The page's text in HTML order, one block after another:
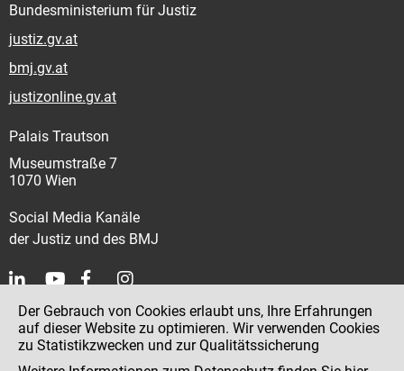
Bundesministerium für Justiz
justiz.gv.at
bmj.gv.at
justizonline.gv.at
Palais Trautson
Museumstraße 7
1070 Wien
Social Media Kanäle
der Justiz und des BMJ
Kontakt
Impressum
Der Gebrauch von Cookies erlaubt uns, Ihre Erfahrungen
auf dieser Website zu optimieren. Wir verwenden Cookies
zu Statistikzwecken und zur Qualitätssicherung